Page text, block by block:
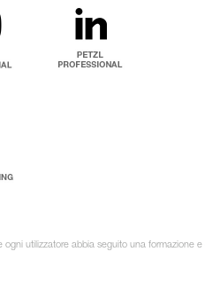
utilizzatore abbia seguito una formazione